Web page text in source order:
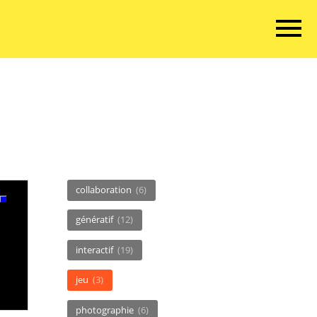
collaboration (6)
génératif (12)
interactif (19)
jeu (3)
photographie (6)